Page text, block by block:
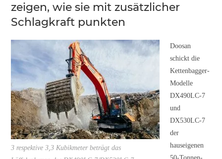
zeigen, wie sie mit zusätzlicher
Schlagkraft punkten
3 respektive 3,3 Kubikmeter beträgt das
Doosan
schickt die
Kettenbagger-
Modelle
DX490LC-7
und
DX530LC-7
der
hauseigenen